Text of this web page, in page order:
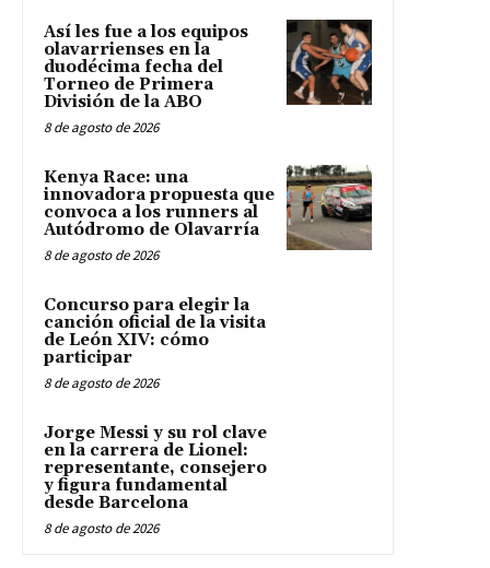
Así les fue a los equipos
olavarrienses en la
duodécima fecha del
Torneo de Primera
División de la ABO
8 de agosto de 2026
Kenya Race: una
innovadora propuesta que
convoca a los runners al
Autódromo de Olavarría
8 de agosto de 2026
Concurso para elegir la
canción oficial de la visita
de León XIV: cómo
participar
8 de agosto de 2026
Jorge Messi y su rol clave
en la carrera de Lionel:
representante, consejero
y figura fundamental
desde Barcelona
8 de agosto de 2026